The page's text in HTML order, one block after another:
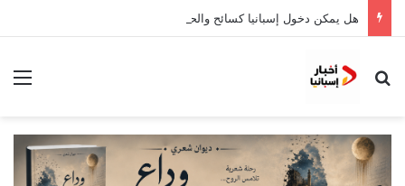
هل يمكن دخول إسبانيا كسائح والحصول على بطاقة طالب؟
بحث عن